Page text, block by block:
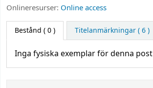
Onlineresurser: Online access
Bestånd ( 0 ) Titelanmärkningar ( 6 )
Inga fysiska exemplar för denna post